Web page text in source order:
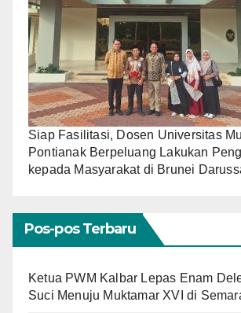
Siap Fasilitasi, Dosen Universitas
Pontianak Berpeluang Lakukan
kepada Masyarakat di Brunei
Pos-pos Terbaru
Ketua PWM Kalbar Lepas Enam
Suci Menuju Muktamar XVI di